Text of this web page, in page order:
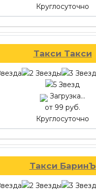
Круглосуточно
Такси Такси
Загрузка...
от 99 руб.
Круглосуточно
Такси БаринЪ